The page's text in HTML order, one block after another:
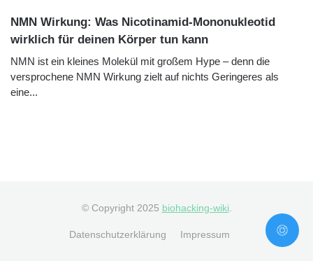
NMN Wirkung: Was Nicotinamid-Mononukleotid
wirklich für deinen Körper tun kann
NMN ist ein kleines Molekül mit großem Hype – denn die
versprochene NMN Wirkung zielt auf nichts Geringeres als
eine...
© Copyright 2025 biohacking-wiki
Datenschutzerklärung Impressum